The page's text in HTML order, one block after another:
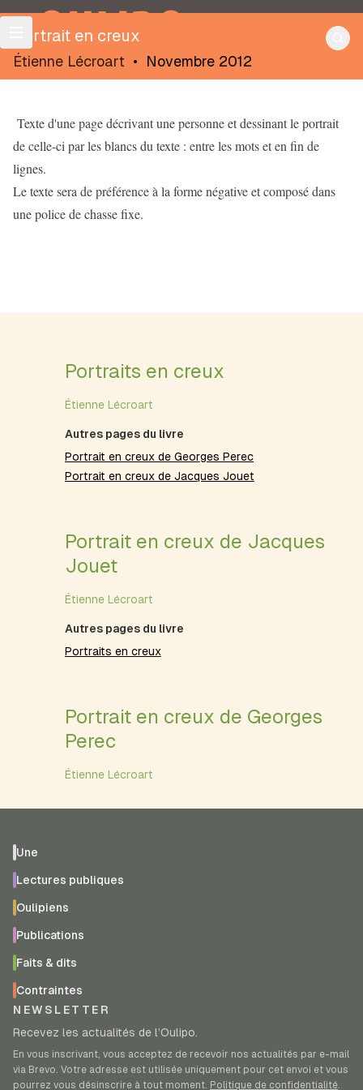
OULIPO
Portrait en creux
Étienne Lécroart • Novembre 2012
Texte d'une page décrivant une personne et dessinant le portrait
de celle-ci par les blancs du texte : entre les mots et en fin de
lignes.
Le texte sera de préférence à la forme négative et composé dans
une police de chasse fixe.
Portraits en creux
Étienne Lécroart
Autres pages du livre
Portrait en creux de Georges Perec
Portrait en creux de Jacques Jouet
Portrait en creux de Jacques
Jouet
Étienne Lécroart
Autres pages du livre
Portraits en creux
Portrait en creux de Georges
Perec
Étienne Lécroart
Une
Lectures publiques
Oulipiens
Publications
Faits & dits
Contraintes
NEWSLETTER
Recevez les actualités de l’Oulipo.
En vous inscrivant, vous acceptez de recevoir nos actualités par e-mail
via Brevo. Votre adresse est utilisée uniquement pour cet envoi et vous
pourrez vous désinscrire à tout moment. Politique de confidentialité.